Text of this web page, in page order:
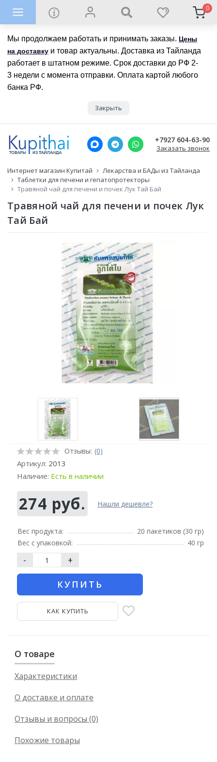
Мы продолжаем работать и принимать заказы. Цены
на доставку и товар актуальны. Доставка из Тайланда
работает в штатном режиме. Срок доставки до РФ 2-
3 недели с момента отправки. Оплата картой любого
банка РФ.
Закрыть
0
+7927 604-63-90
Заказать звонок
Интернет магазин Купитай
Лекарства и БАДы из Тайланда
Таблетки для печени и гепатопротекторы
Травяной чай для печени и почек Лук Тай Бай
Травяной чай для печени и почек Лук
Тай Бай
Отзывы: (0)
Артикул: 2013
Наличие: Есть в наличии
274 руб. Нашли дешевле?
Вес продукта:
20 пакетиков (30 гр)
Вес с упаковкой:
40 гр
- +
КУПИТЬ
КАК КУПИТЬ
О товаре
Характеристики
О доставке и оплате
Отзывы и вопросы (0)
Похожие товары